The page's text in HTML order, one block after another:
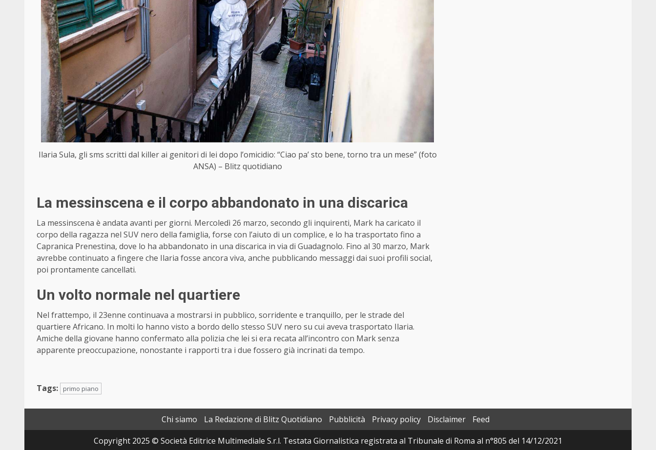
Ilaria Sula, gli sms scritti dal killer ai genitori di lei dopo l’omicidio: “Ciao pa’ sto bene, torno tra un mese” (foto
ANSA) – Blitz quotidiano
La messinscena e il corpo abbandonato in una discarica
La messinscena è andata avanti per giorni. Mercoledì 26 marzo, secondo gli inquirenti, Mark ha caricato il
corpo della ragazza nel SUV nero della famiglia, forse con l’aiuto di un complice, e lo ha trasportato fino a
Capranica Prenestina, dove lo ha abbandonato in una discarica in via di Guadagnolo. Fino al 30 marzo, Mark
avrebbe continuato a fingere che Ilaria fosse ancora viva, anche pubblicando messaggi dai suoi profili social,
poi prontamente cancellati.
Un volto normale nel quartiere
Nel frattempo, il 23enne continuava a mostrarsi in pubblico, sorridente e tranquillo, per le strade del
quartiere Africano. In molti lo hanno visto a bordo dello stesso SUV nero su cui aveva trasportato Ilaria.
Amiche della giovane hanno confermato alla polizia che lei si era recata all’incontro con Mark senza
apparente preoccupazione, nonostante i rapporti tra i due fossero già incrinati da tempo.
Tags: primo piano
Chi siamo La Redazione di Blitz Quotidiano Pubblicità Privacy policy Disclaimer
Feed
Copyright 2025 © Società Editrice Multimediale S.r.l. Testata Giornalistica registrata al Tribunale di Roma al n°805 del 14/12/2021